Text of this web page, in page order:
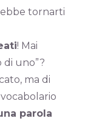
tornarti
! Mai
di uno”?
ma di
parola